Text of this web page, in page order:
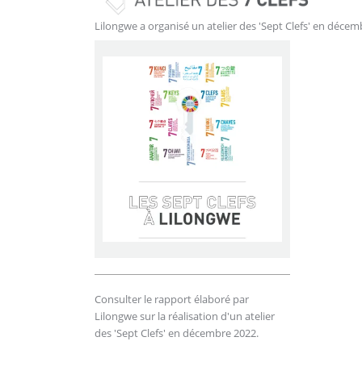
Lilongwe a organisé un atelier des 'Sept Clefs' en
Consulter le rapport élaboré par
Lilongwe sur la réalisation d'un atelier
des 'Sept Clefs' en décembre 2022.